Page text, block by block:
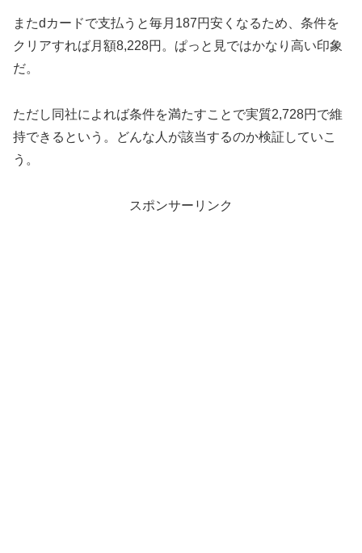
またdカードで支払うと毎月187円安くなるため、条件を
クリアすれば月額8,228円。ぱっと見ではかなり高い印象
だ。
ただし同社によれば条件を満たすことで実質2,728円で維
持できるという。どんな人が該当するのか検証していこ
う。
スポンサーリンク